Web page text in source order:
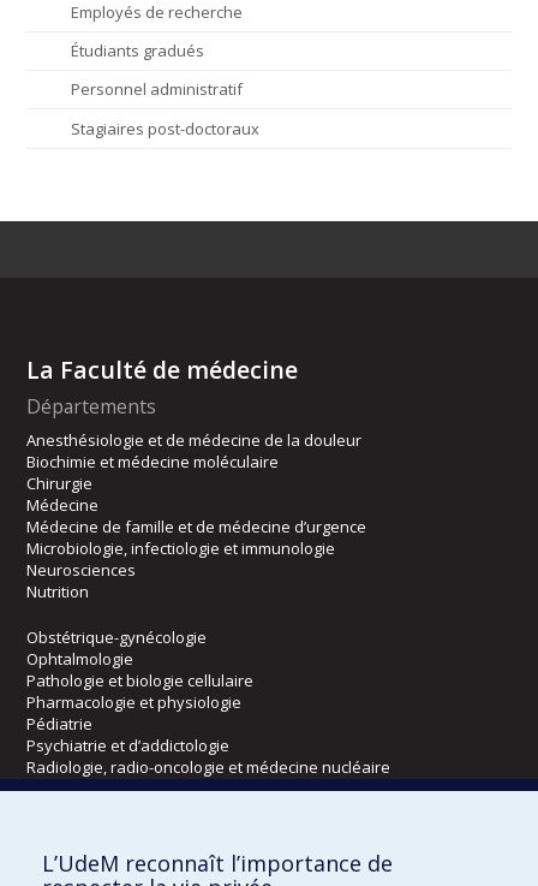
Employés de recherche
Étudiants gradués
Personnel administratif
Stagiaires post-doctoraux
La Faculté de médecine
Départements
Anesthésiologie et de médecine de la douleur
Biochimie et médecine moléculaire
Chirurgie
Médecine
Médecine de famille et de médecine d’urgence
Microbiologie, infectiologie et immunologie
Neurosciences
Nutrition
Obstétrique-gynécologie
Ophtalmologie
Pathologie et biologie cellulaire
Pharmacologie et physiologie
Pédiatrie
Psychiatrie et d’addictologie
Radiologie, radio-oncologie et médecine nucléaire
Écoles
L’UdeM reconnaît l’importance de